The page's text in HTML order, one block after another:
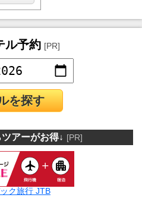
ル予約 [PR]
を探す
アーがお得↓ [PR]
ク旅行 JTB